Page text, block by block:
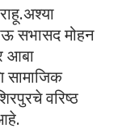
सभासद मोहन
आबा
सामाजिक
वरिष्ठ